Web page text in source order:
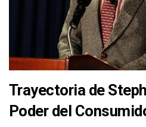
Trayectoria de
Poder del